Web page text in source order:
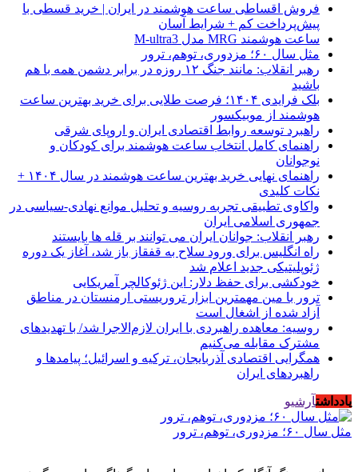
فروش اقساطی ساعت هوشمند در ایران | خرید قسطی با
پیش‌پرداخت کم + شرایط آسان
ساعت هوشمند MRG مدل M-ultra3
مثل سال ۶۰؛ مزدوری، توهم، ترور
رهبر انقلاب: مانند جنگ ۱۲ روزه در برابر دشمن همه با هم
باشید
بلک فرایدی ۱۴۰۴؛ فرصت طلایی برای خرید بهترین ساعت
هوشمند از موبیکسور
راهبرد توسعه روابط اقتصادی ایران و اروپای شرقی
راهنمای کامل انتخاب ساعت هوشمند برای کودکان و
نوجوانان
راهنمای نهایی خرید بهترین ساعت هوشمند در سال ۱۴۰۴ +
نکات کلیدی
واکاوی تطبیقی تجربه روسیه و تحلیل موانع نهادی-سیاسی در
جمهوری اسلامی ایران
رهبر انقلاب: جوانان ایران می توانند بر قله ها بایستند
راه انگلیس برای ورود سلاح به قفقاز باز شد، آغاز یک دوره
ژئوپلیتیکی جدید اعلام شد
خودکشی برای حفظ دلار: این ژئوکالچر آمریکایی
ترور با مین مهمترین ابزار تروریستی ارمنستان در مناطق
آزاد شده از اشغال است
روسیه: معاهده راهبردی با ایران لازم‌الاجرا شد/ با تهدیدهای
مشترک مقابله می‌کنیم
همگرایی اقتصادی آذربایجان، ترکیه و اسرائیل؛ پیامدها و
راهبردهای ایران
یادداشتآرشیو
مثل سال ۶۰؛ مزدوری، توهم، ترور